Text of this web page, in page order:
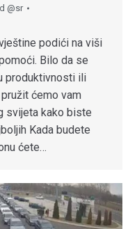
@sr
podići na viši
Bilo da se
produktivnosti ili
ćemo vam
svijeta kako biste
Kada budete
ćete…